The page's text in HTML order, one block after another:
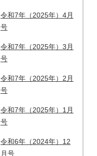
令和7年（2025年）4月
号
令和7年（2025年）3月
号
令和7年（2025年）2月
号
令和7年（2025年）1月
号
令和6年（2024年）12
月号